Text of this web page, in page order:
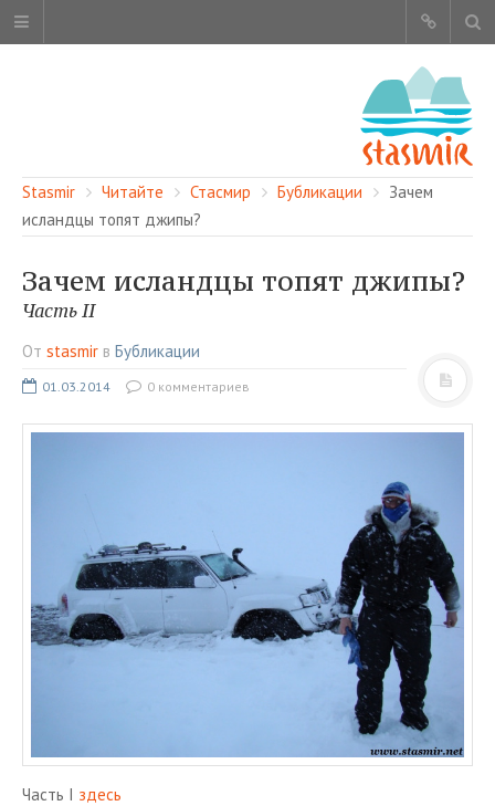
КАРТА САЙТА
ЧИТАЙТЕ
СМОТРИТЕ
ОТЗЫВЫ
МЕТА
WordPress.org
Stasmir Читайте Стасмир Бубликации
Зачем
исландцы топят джипы?
Зачем исландцы топят джипы?
Часть II
От stasmir в Бубликации
01.03.2014 0 комментариев
Часть I здесь